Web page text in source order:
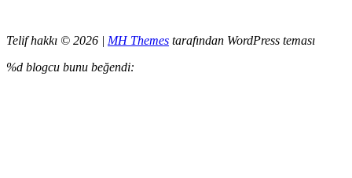
Telif hakkı © 2026 | MH Themes tarafından WordPress teması
%d blogcu bunu beğendi: